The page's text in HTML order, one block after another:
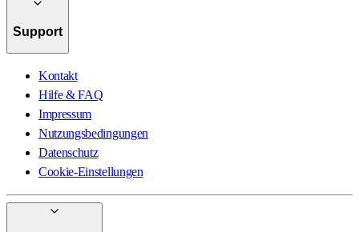
Support
Kontakt
Hilfe & FAQ
Impressum
Nutzungsbedingungen
Datenschutz
Cookie-Einstellungen